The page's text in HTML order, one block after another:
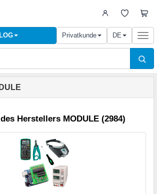
Privatkunde DE
Herstellers MODULE (2984)